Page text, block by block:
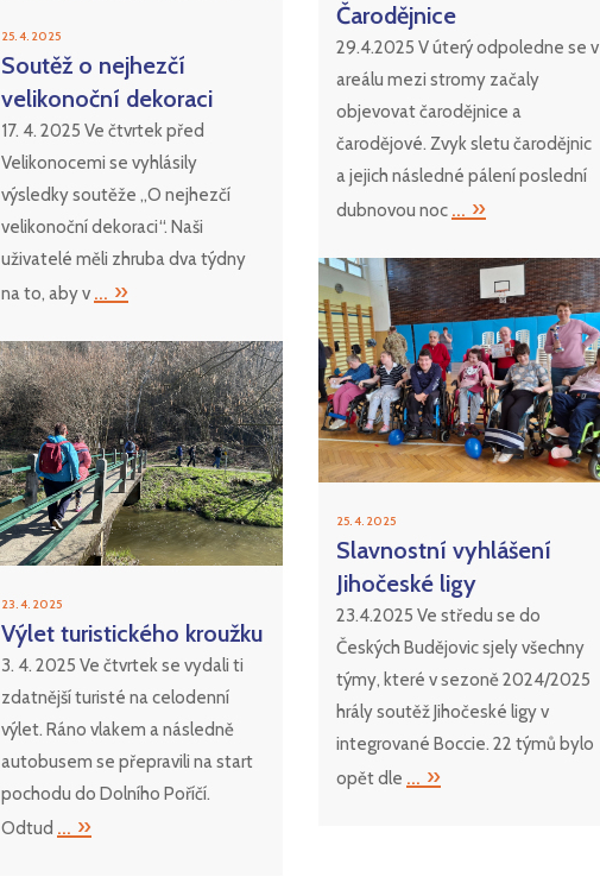
Čarodějnice
29.4.2025 V úterý odpoledne se v
areálu mezi stromy začaly
objevovat čarodějnice a
čarodějové. Zvyk sletu čarodějnic
a jejich následné pálení poslední
dubnovou noc ... »
25. 4. 2025
Soutěž o nejhezčí
velikonoční dekoraci
17. 4. 2025 Ve čtvrtek před
Velikonocemi se vyhlásily
výsledky soutěže „O nejhezčí
velikonoční dekoraci“. Naši
uživatelé měli zhruba dva týdny
na to, aby v ... »
25. 4. 2025
Slavnostní vyhlášení
Jihočeské ligy
23.4.2025 Ve středu se do
Českých Budějovic sjely všechny
týmy, které v sezoně 2024/2025
hrály soutěž Jihočeské ligy v
integrované Boccie. 22 týmů bylo
opět dle ... »
23. 4. 2025
Výlet turistického kroužku
3. 4. 2025 Ve čtvrtek se vydali ti
zdatnější turisté na celodenní
výlet. Ráno vlakem a následně
autobusem se přepravili na start
pochodu do Dolního Poříčí.
Odtud ... »